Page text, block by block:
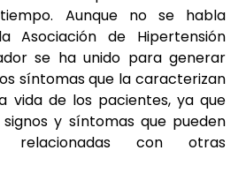
Aunque no se habla
Asociación de Hipertensión
se ha unido para generar
síntomas que la caracterizan
vida de los pacientes, ya que
y síntomas que pueden
relacionadas con otras